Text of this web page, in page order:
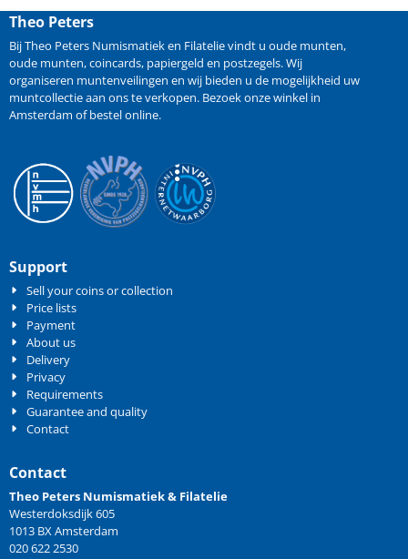
Theo Peters
Bij Theo Peters Numismatiek en Filatelie vindt u oude munten,
oude munten,coincards, papiergeld en postzegels. Wij
organiseren muntenveilingen en wij bieden u de mogelijkheid uw
muntcollectie aan ons te verkopen. Bezoek onze winkel in
Amsterdam of bestel online.
Support
Sell your coins or collection
Price lists
Payment
About us
Delivery
Privacy
Requirements
Guarantee and quality
Contact
Contact
Theo Peters Numismatiek & Filatelie
Westerdoksdijk 605
1013 BX Amsterdam
020 622 2530